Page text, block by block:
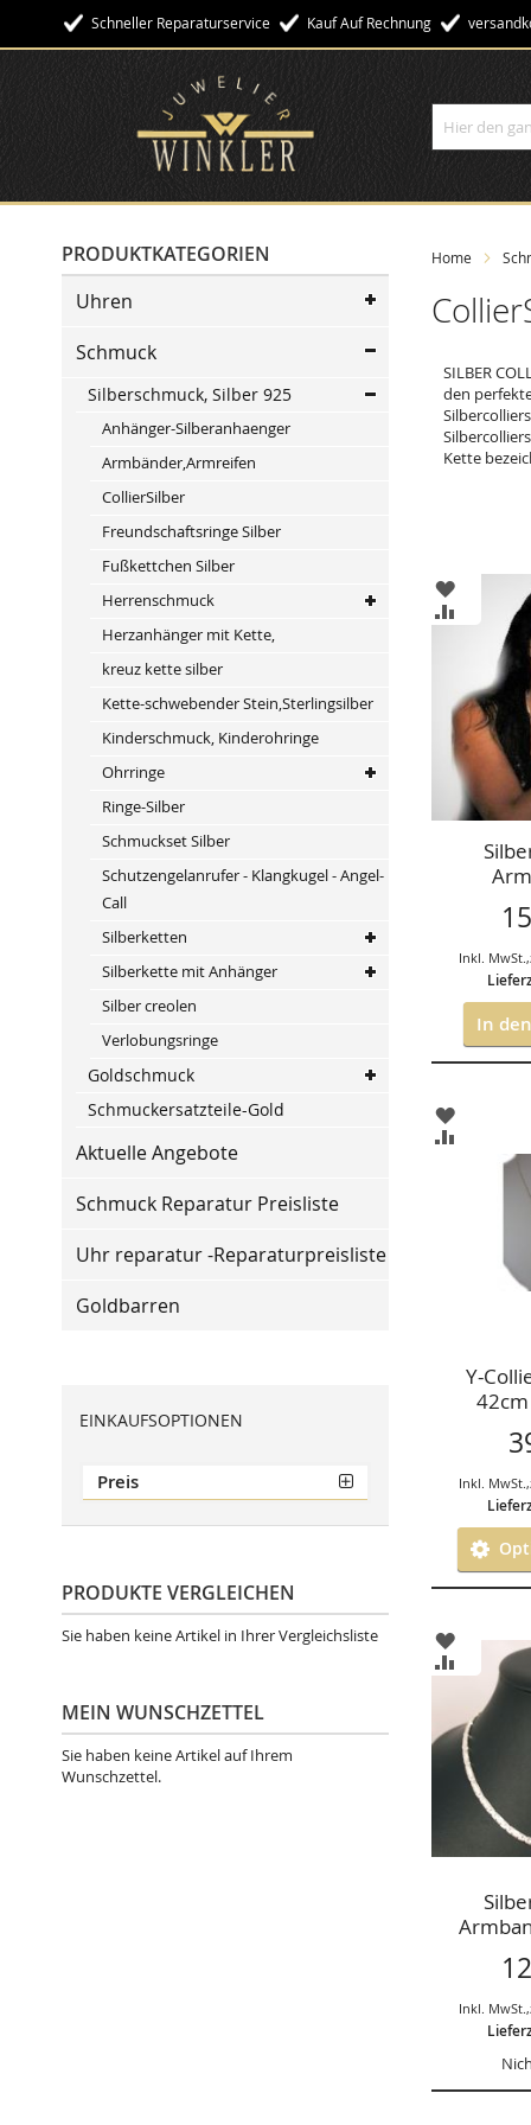
Schneller Reparaturservice Kauf Auf Rechnung
Home
SILBER
den
Kette
ZUR
ZUR
Inkl. MwSt.,
In
ZUR
ZUR
Y-
Inkl. MwSt.,
ZUR
ZUR
Inkl. MwSt.,
PRODUKTKATEGORIEN
Uhren
Schmuck
Silberschmuck, Silber 925
Anhänger-Silberanhaenger
Armbänder,Armreifen
CollierSilber
Freundschaftsringe Silber
Fußkettchen Silber
Herrenschmuck
Herzanhänger mit Kette,
kreuz kette silber
Kette-schwebender Stein,Sterlingsilber
Kinderschmuck, Kinderohringe
Ohrringe
Ringe-Silber
Schmuckset Silber
Schutzengelanrufer - Klangkugel - Angel-
Call
Silberketten
Silberkette mit Anhänger
Silber creolen
Verlobungsringe
Goldschmuck
Schmuckersatzteile-Gold
Aktuelle Angebote
Schmuck Reparatur Preisliste
Uhr reparatur -Reparaturpreisliste
Goldbarren
EINKAUFSOPTIONEN
Preis
PRODUKTE VERGLEICHEN
Sie haben keine Artikel in Ihrer Vergleichsliste
MEIN WUNSCHZETTEL
Sie haben keine Artikel auf Ihrem
Wunschzettel.